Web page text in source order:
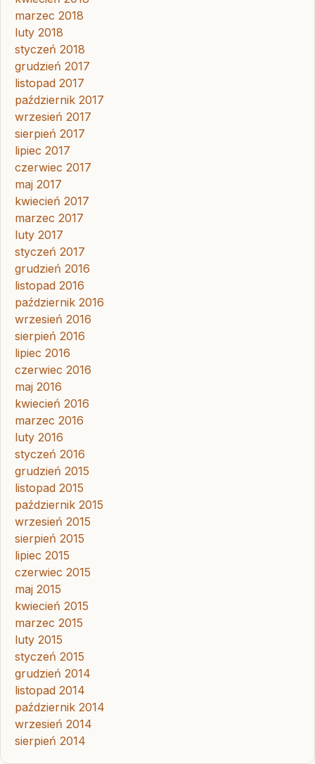
marzec 2018
luty 2018
styczeń 2018
grudzień 2017
listopad 2017
październik 2017
wrzesień 2017
sierpień 2017
lipiec 2017
czerwiec 2017
maj 2017
kwiecień 2017
marzec 2017
luty 2017
styczeń 2017
grudzień 2016
listopad 2016
październik 2016
wrzesień 2016
sierpień 2016
lipiec 2016
czerwiec 2016
maj 2016
kwiecień 2016
marzec 2016
luty 2016
styczeń 2016
grudzień 2015
listopad 2015
październik 2015
wrzesień 2015
sierpień 2015
lipiec 2015
czerwiec 2015
maj 2015
kwiecień 2015
marzec 2015
luty 2015
styczeń 2015
grudzień 2014
listopad 2014
październik 2014
wrzesień 2014
sierpień 2014